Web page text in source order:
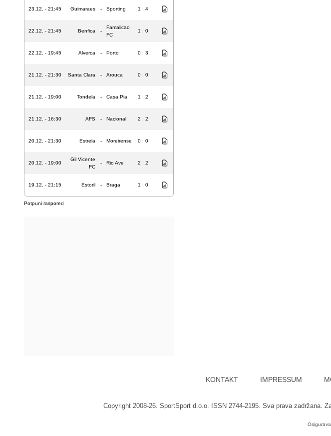
23.12. - 21:45 Guimaraes - Sporting 1 : 4
22.12. - 21:45 Benfica -
Famalicao
FC
1 : 0
22.12. - 19:45 Alverca - Porto 0 : 3
21.12. - 21:30 Santa Clara - Arouca 0 : 0
21.12. - 19:00 Tondela - Casa Pia 1 : 2
21.12. - 16:30 AFS - Nacional 2 : 2
20.12. - 21:30 Estrela - Moreirense 0 : 0
20.12. - 19:00
Gil Vicente
FC
- Rio Ave 2 : 2
19.12. - 21:15 Estoril - Braga 1 : 0
Potpuni raspored
KONTAKT IMPRESSUM
Copyright 2008-26. SportSport d.o.o. ISSN 2744-2195. Sva prava zadržana.
Osigurava